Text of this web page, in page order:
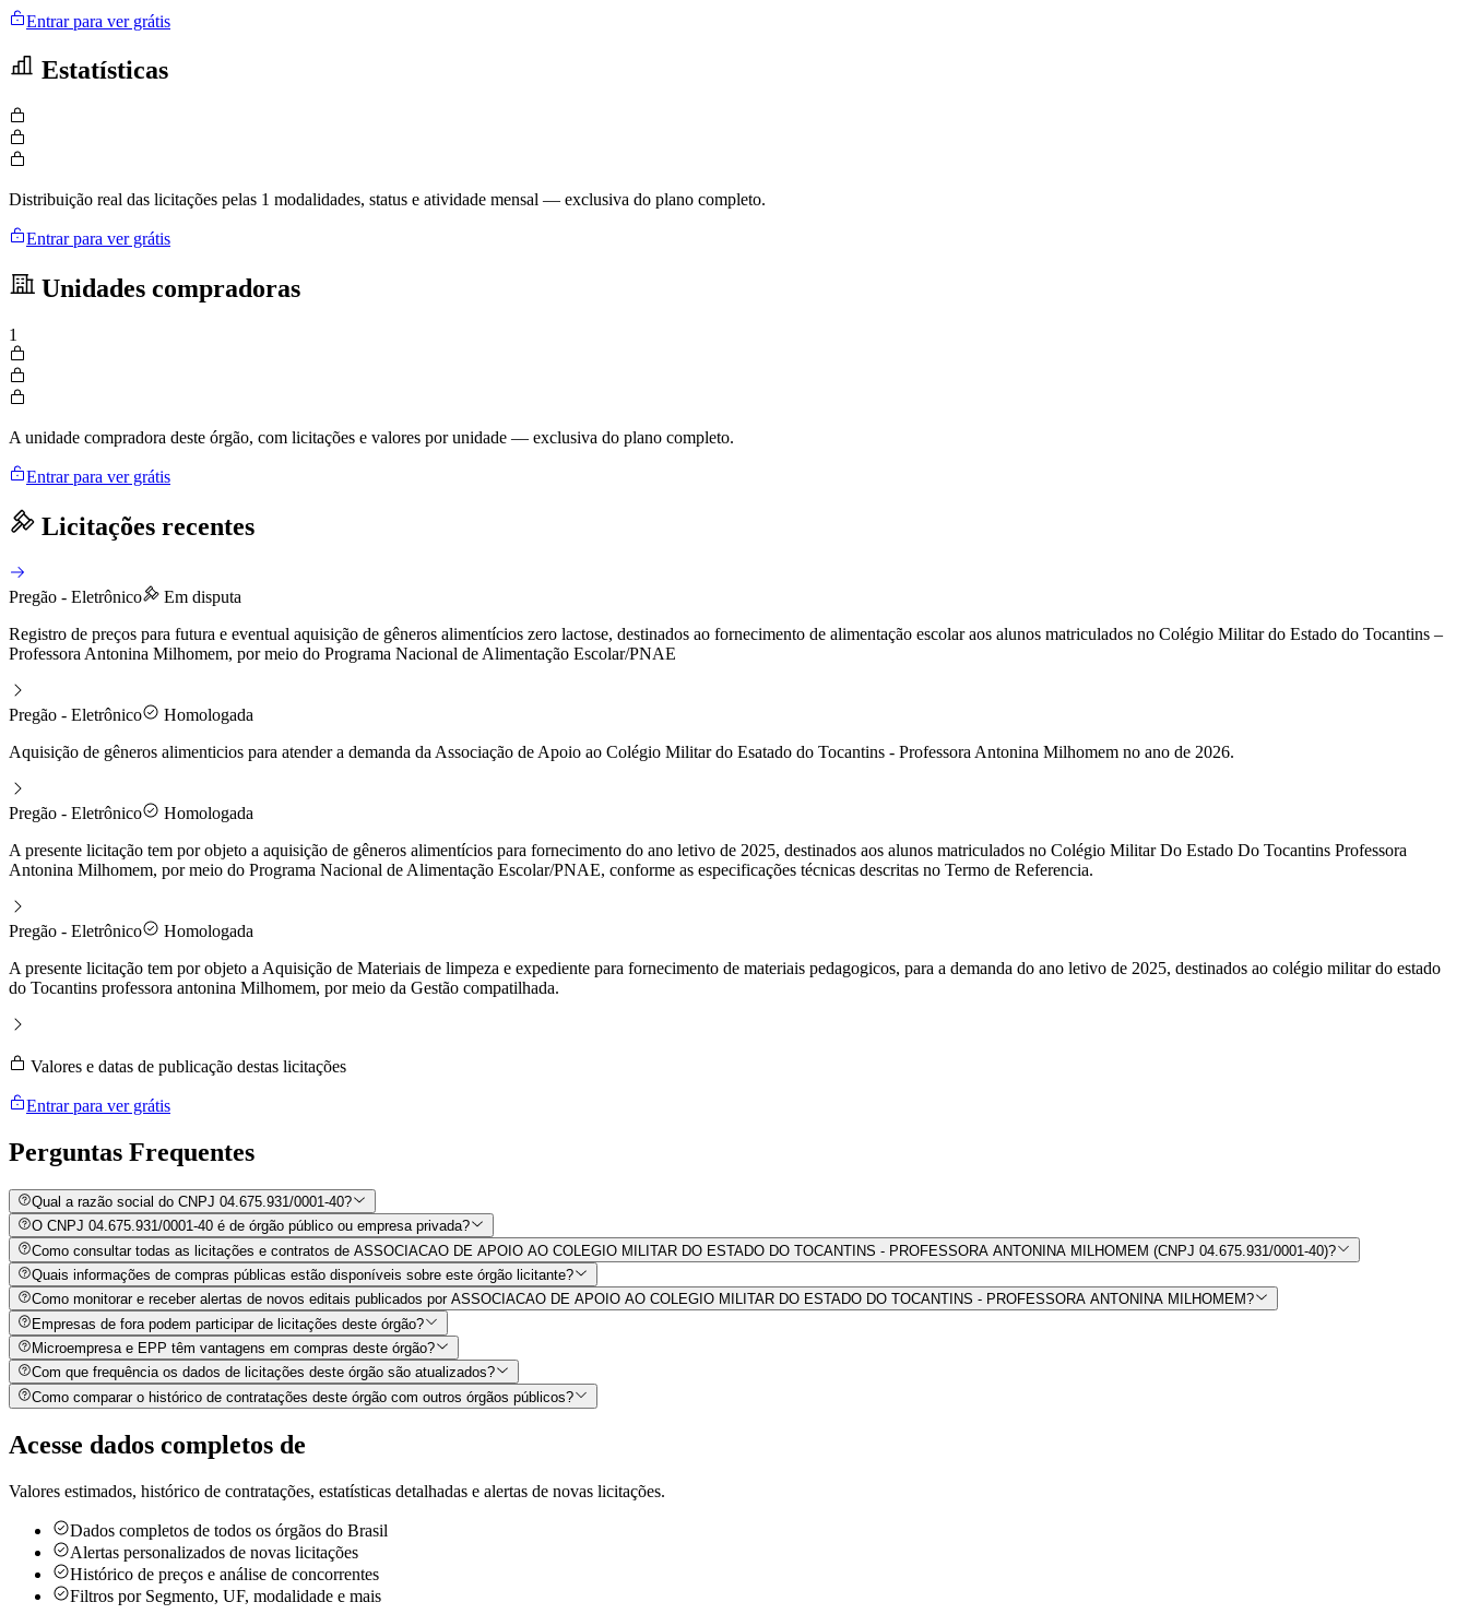
Entrar para ver grátis
Estatísticas
Distribuição real das licitações pelas 1 modalidades, status e atividade mensal — exclusiva do plano completo.
Entrar para ver grátis
Unidades compradoras
1
A unidade compradora deste órgão, com licitações e valores por unidade — exclusiva do plano completo.
Entrar para ver grátis
Licitações recentes
Pregão - Eletrônico
Em disputa
Registro de preços para futura e eventual aquisição de gêneros alimentícios zero lactose, destinados ao fornecimento de alimentação escolar aos alunos matriculados no Colégio Militar do Estado do Tocantins –
Professora Antonina Milhomem, por meio do Programa Nacional de Alimentação Escolar/PNAE
Pregão - Eletrônico
Homologada
Aquisição de gêneros alimenticios para atender a demanda da Associação de Apoio ao Colégio Militar do Esatado do Tocantins - Professora Antonina Milhomem no ano de 2026.
Pregão - Eletrônico
Homologada
A presente licitação tem por objeto a aquisição de gêneros alimentícios para fornecimento do ano letivo de 2025, destinados aos alunos matriculados no Colégio Militar Do Estado Do Tocantins Professora
Antonina Milhomem, por meio do Programa Nacional de Alimentação Escolar/PNAE, conforme as especificações técnicas descritas no Termo de Referencia.
Pregão - Eletrônico
Homologada
A presente licitação tem por objeto a Aquisição de Materiais de limpeza e expediente para fornecimento de materiais pedagogicos, para a demanda do ano letivo de 2025, destinados ao colégio militar do estado
do Tocantins professora antonina Milhomem, por meio da Gestão compatilhada.
Valores e datas de publicação destas licitações
Entrar para ver grátis
Perguntas Frequentes
Qual a razão social do CNPJ 04.675.931/0001-40?
O CNPJ 04.675.931/0001-40 é de órgão público ou empresa privada?
Como consultar todas as licitações e contratos de ASSOCIACAO DE APOIO AO COLEGIO MILITAR DO ESTADO DO TOCANTINS - PROFESSORA ANTONINA MILHOMEM (CNPJ 04.675.931/0001-40)?
Quais informações de compras públicas estão disponíveis sobre este órgão licitante?
Como monitorar e receber alertas de novos editais publicados por ASSOCIACAO DE APOIO AO COLEGIO MILITAR DO ESTADO DO TOCANTINS - PROFESSORA ANTONINA MILHOMEM?
Empresas de fora podem participar de licitações deste órgão?
Microempresa e EPP têm vantagens em compras deste órgão?
Com que frequência os dados de licitações deste órgão são atualizados?
Como comparar o histórico de contratações deste órgão com outros órgãos públicos?
Acesse dados completos de
Valores estimados, histórico de contratações, estatísticas detalhadas e alertas de novas licitações.
Dados completos de todos os órgãos do Brasil
Alertas personalizados de novas licitações
Histórico de preços e análise de concorrentes
Filtros por Segmento, UF, modalidade e mais